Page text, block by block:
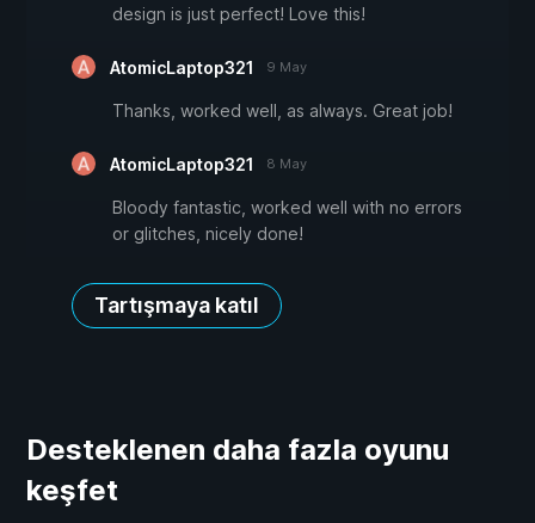
design is just perfect! Love this!
AtomicLaptop321 9 May
Thanks, worked well, as always. Great job!
AtomicLaptop321 8 May
Bloody fantastic, worked well with no errors
or glitches, nicely done!
Tartışmaya katıl
Desteklenen daha fazla oyunu
keşfet